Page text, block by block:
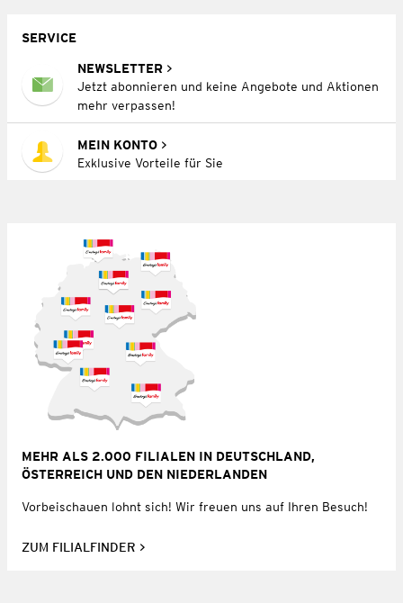
SERVICE
NEWSLETTER
Jetzt abonnieren und keine Angebote und Aktionen
mehr verpassen!
MEIN KONTO
Exklusive Vorteile für Sie
MEHR ALS 2.000 FILIALEN IN DEUTSCHLAND,
ÖSTERREICH UND DEN NIEDERLANDEN
Vorbeischauen lohnt sich! Wir freuen uns auf Ihren Besuch!
ZUM FILIALFINDER